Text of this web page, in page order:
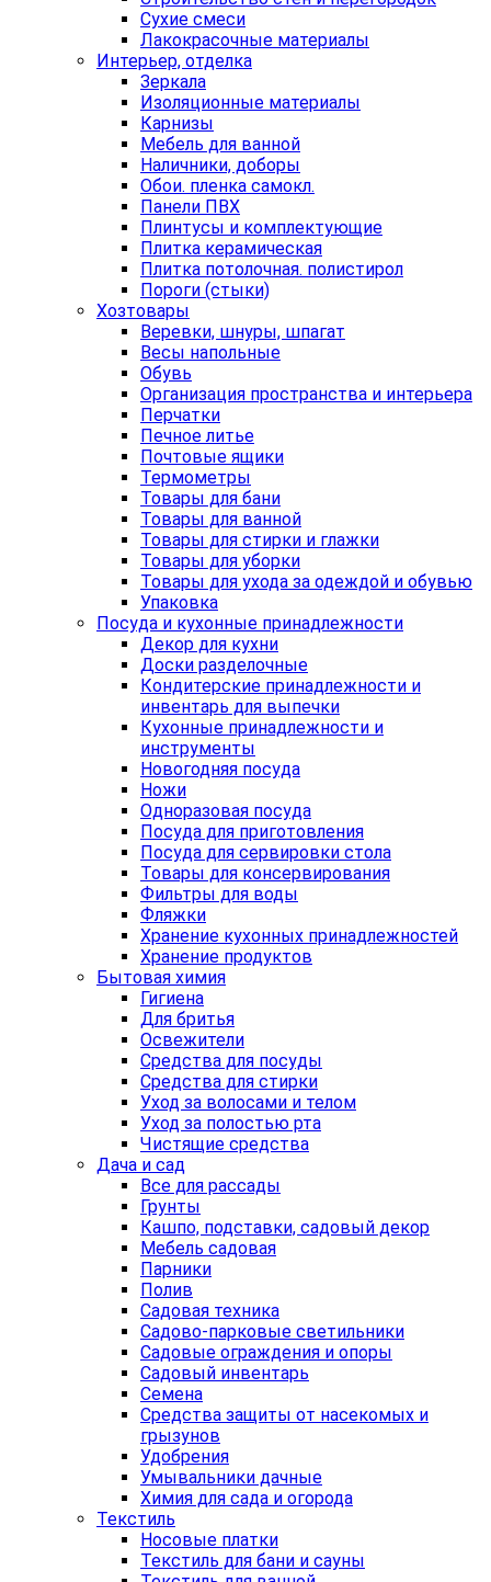
Сухие смеси
Лакокрасочные материалы
Интерьер, отделка
Зеркала
Изоляционные материалы
Карнизы
Мебель для ванной
Наличники, доборы
Обои. пленка самокл.
Панели ПВХ
Плинтусы и комплектующие
Плитка керамическая
Плитка потолочная. полистирол
Пороги (стыки)
Хозтовары
Веревки, шнуры, шпагат
Весы напольные
Обувь
Организация пространства и интерьера
Перчатки
Печное литье
Почтовые ящики
Термометры
Товары для бани
Товары для ванной
Товары для стирки и глажки
Товары для уборки
Товары для ухода за одеждой и обувью
Упаковка
Посуда и кухонные принадлежности
Декор для кухни
Доски разделочные
Кондитерские принадлежности и
инвентарь для выпечки
Кухонные принадлежности и
инструменты
Новогодняя посуда
Ножи
Одноразовая посуда
Посуда для приготовления
Посуда для сервировки стола
Товары для консервирования
Фильтры для воды
Фляжки
Хранение кухонных принадлежностей
Хранение продуктов
Бытовая химия
Гигиена
Для бритья
Освежители
Средства для посуды
Средства для стирки
Уход за волосами и телом
Уход за полостью рта
Чистящие средства
Дача и сад
Все для рассады
Грунты
Кашпо, подставки, садовый декор
Мебель садовая
Парники
Полив
Садовая техника
Садово-парковые светильники
Садовые ограждения и опоры
Садовый инвентарь
Семена
Средства защиты от насекомых и
грызунов
Удобрения
Умывальники дачные
Химия для сада и огорода
Текстиль
Носовые платки
Текстиль для бани и сауны